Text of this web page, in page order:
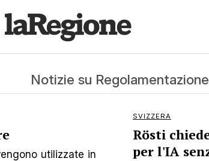
Notizie su Regolamentazione
utilizzate in
SVIZZERA
Rösti
per l'IA